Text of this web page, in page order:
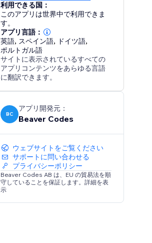
利用できる国：
このアプリは世界中で利用できま
す。
アプリ言語：
英語, スペイン語, ドイツ語,
ポルトガル語
サイトに表示されているすべての
アプリコンテンツをあらゆる言語
に翻訳できます。
BC
アプリ開発元：
Beaver Codes
ウェブサイトをご覧ください
サポートに問い合わせる
プライバシーポリシー
Beaver Codes AB は、EU の貿易法を順
守していることを保証します。詳細を表
示